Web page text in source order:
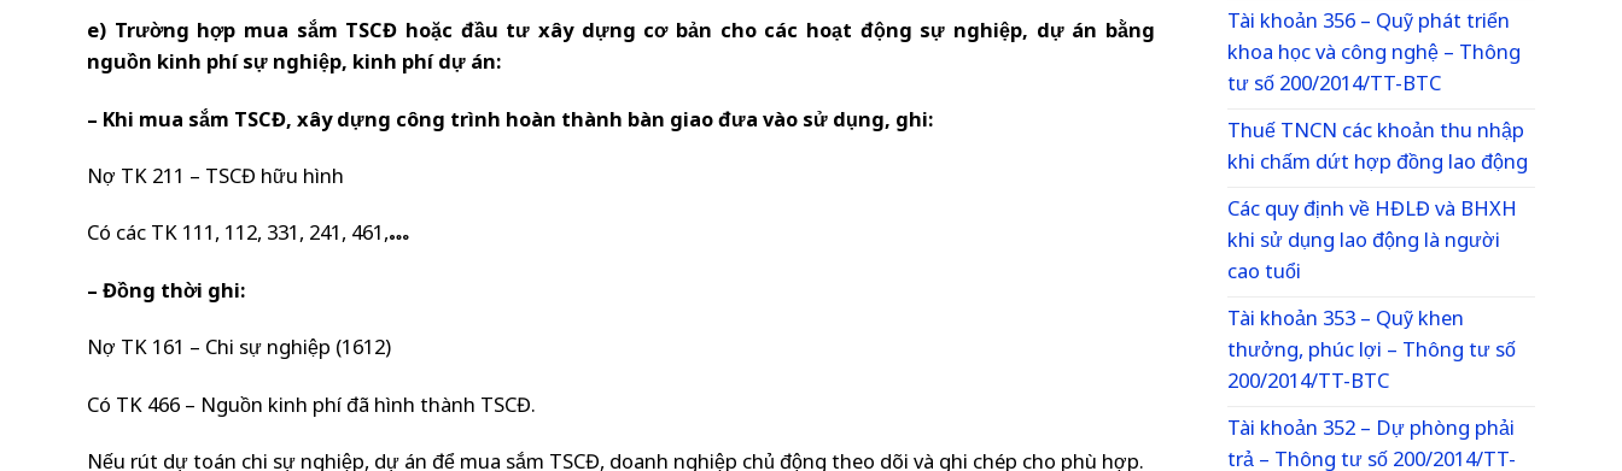
e) Trường hợp mua sắm TSCĐ hoặc đầu tư xây dựng cơ bản cho các hoạt động sự nghiệp, dự án bằng
nguồn kinh phí sự nghiệp, kinh phí dự án:
– Khi mua sắm TSCĐ, xây dựng công trình hoàn thành bàn giao đưa vào sử dụng, ghi:
Nợ TK 211 – TSCĐ hữu hình
Có các TK 111, 112, 331, 241, 461,…
– Đồng thời ghi:
Nợ TK 161 – Chi sự nghiệp (1612)
Có TK 466 – Nguồn kinh phí đã hình thành TSCĐ.
Tài khoản 356 – Quỹ phát triển
khoa học và công nghệ – Thông
tư số 200/2014/TT-BTC
Thuế TNCN các khoản thu nhập
khi chấm dứt hợp đồng lao động
Các quy định về HĐLĐ và BHXH
khi sử dụng lao động là người
cao tuổi
Tài khoản 353 – Quỹ khen
thưởng, phúc lợi – Thông tư số
200/2014/TT-BTC
Tài khoản 352 – Dự phòng phải
trả – Thông tư số 200/2014/TT-